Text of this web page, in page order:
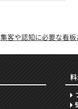
集客や認知に必要な看